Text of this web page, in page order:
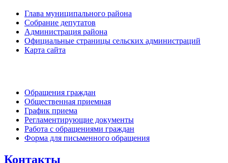
Глава муниципального района
Собрание депутатов
Администрация района
Официальные страницы сельских администраций
Карта сайта
Обращения граждан
Общественная приемная
График приема
Регламентирующие документы
Работа с обращениями граждан
Форма для письменного обращения
Контакты